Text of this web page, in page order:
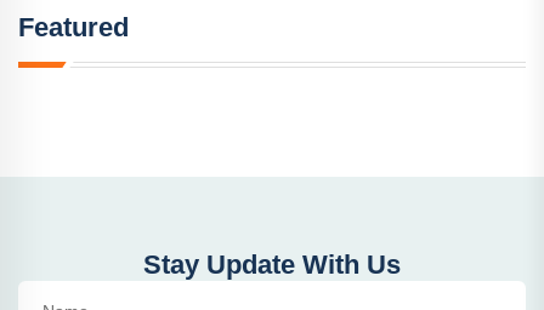
Featured
Stay Update With Us